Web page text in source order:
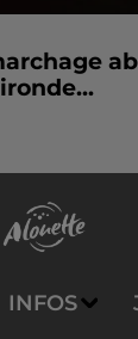
INFOS